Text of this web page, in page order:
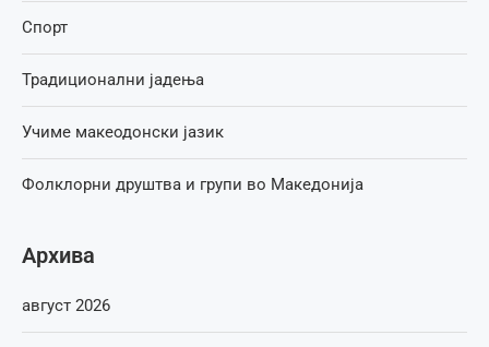
Спорт
Традиционални јадења
Учиме макеодонски јазик
Фолклорни друштва и групи во Македонија
Архива
август 2026